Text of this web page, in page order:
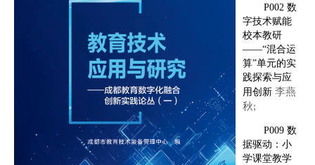
P002 数
字技术赋能
校本教研
——“混合运
算”单元的实
践探索与应
用创新 李燕
秋;
P009 数
据驱动：小
学课堂教学